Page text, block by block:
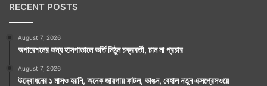
RECENT POSTS
August 7, 2026
অপারেশনের জন্য হাসপাতালে ভর্তি মিঠুন চক্রবর্তী, চান না প্রচার
August 7, 2026
উদ্বোধনের ১ মাসও হয়নি, অনেক জায়গায় ফাটল, ভাঙন, বেহাল নতুন এক্সপ্রেসওয়ে